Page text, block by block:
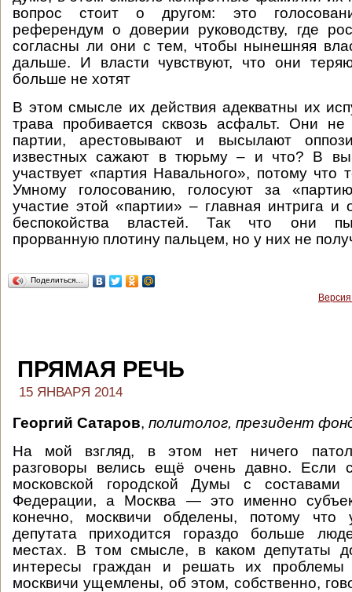
вопрос стоит о другом: это
референдум о доверии руководству, где
согласны ли они с тем, чтобы нынешняя
дальше. И власти чувствуют, что они
больше не хотят
В этом смысле их действия адекватны их
трава пробивается сквозь асфальт. Они не
партии, арестовывают и высылают
известных сажают в тюрьму – и что? В
участвует «партия Навального», потому что
Умному голосованию, голосуют за
участие этой «партии» – главная интрига и
беспокойства властей. Так что они
прорванную плотину пальцем, но у них не
Поделиться…
ПРЯМАЯ РЕЧЬ
15 ЯНВАРЯ 2014
Георгий Сатаров, политолог, президент
На мой взгляд, в этом нет ничего
разговоры велись ещё очень давно. Если
московской городской Думы с составами
Федерации, а Москва — это именно
конечно, москвичи обделены, потому
депутата приходится гораздо больше
местах. В том смысле, в каком депутаты
интересы граждан и решать их
москвичи ущемлены, об этом, собственно,